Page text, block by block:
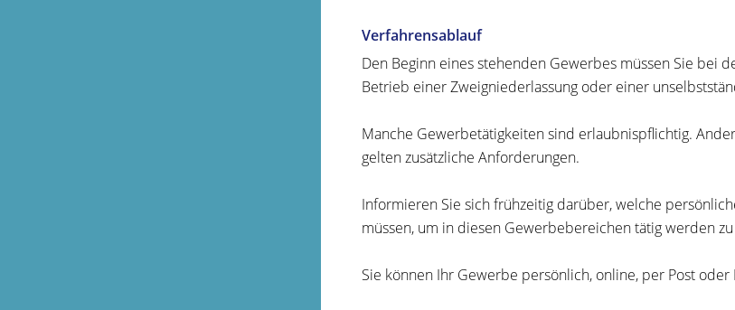
Verfahrensablauf
Den Beginn eines stehenden Gewerbes müssen Sie bei
Betrieb einer Zweigniederlassung oder einer
Manche Gewerbetätigkeiten sind erlaubnispflichtig.
gelten zusätzliche Anforderungen.
Informieren Sie sich frühzeitig darüber, welche
müssen, um in diesen Gewerbebereichen tätig werden
Sie können Ihr Gewerbe persönlich, online, per Post oder